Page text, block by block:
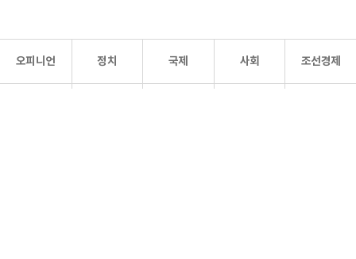
오피니언 정치 국제 사회 조선경제